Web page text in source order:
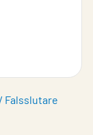
Falsslutare